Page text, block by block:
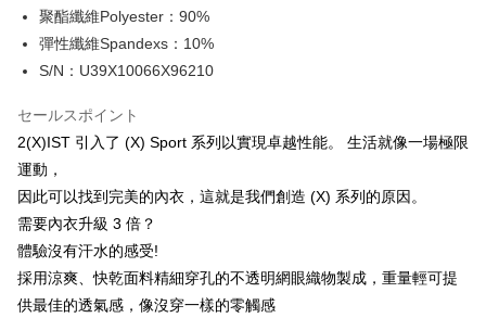
国泰世華商業銀行
台湾中小企業銀行
聯邦商業銀行
玉山商業銀行
台新國際商業銀行
中国信託商業銀行
台湾楽天クレジットカード会社
JKOPAY
Easy Wallet
Plus Pay
AFTEE代金後払い
説明
一、 AFTEE代金後払いについて
1.お支払い方法でAFTEE代金後払いを選択すると、携帯電話認証ウィンド
ウが表示されます。
2.SMSで認証してお支払い手続を進めてください。
ATM払い
配送方法
聚酯纖維Polyester：90%
彈性纖維Spandexs：10%
S/N：U39X10066X96210
セールスポイント
2(X)IST 引入了 (X) Sport 系列以實現卓越性能。 生活就像一場極限
運動，
因此可以找到完美的內衣，這就是我們創造 (X) 系列的原因。
需要內衣升級 3 倍？
體驗沒有汗水的感受!
採用涼爽、快乾面料精細穿孔的不透明網眼織物製成，重量輕可提
供最佳的透氣感，像沒穿一樣的零觸感